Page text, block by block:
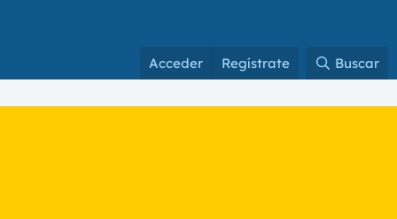
Acceder Regístrate Buscar